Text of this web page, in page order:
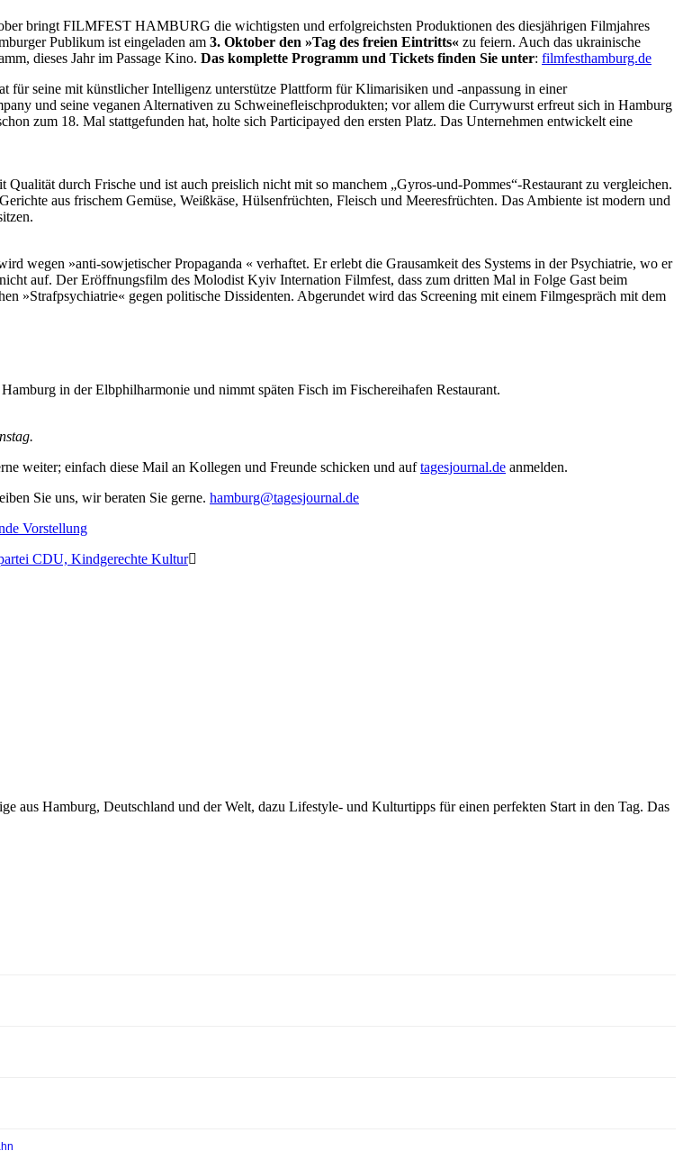
bringt FILMFEST HAMBURG die wichtigsten und erfolgreichsten Produktionen des diesjährigen Filmjahres
Publikum ist eingeladen am 3. Oktober den »Tag des freien Eintritts« zu feiern. Auch das ukrainische
dieses Jahr im Passage Kino. Das komplette Programm und Tickets finden Sie unter: filmfesthamburg.de
für seine mit künstlicher Intelligenz unterstütze Plattform für Klimarisiken und -anpassung in einer
und seine veganen Alternativen zu Schweinefleischprodukten; vor allem die Currywurst erfreut sich in Hamburg
zum 18. Mal stattgefunden hat, holte sich Participayed den ersten Platz. Das Unternehmen entwickelt eine
Qualität durch Frische und ist auch preislich nicht mit so manchem „Gyros-und-Pommes“-Restaurant zu vergleichen.
aus frischem Gemüse, Weißkäse, Hülsenfrüchten, Fleisch und Meeresfrüchten. Das Ambiente ist modern und
wegen »anti-sowjetischer Propaganda « verhaftet. Er erlebt die Grausamkeit des Systems in der Psychiatrie, wo er
auf. Der Eröffnungsfilm des Molodist Kyiv Internation Filmfest, dass zum dritten Mal in Folge Gast beim
»Strafpsychiatrie« gegen politische Dissidenten. Abgerundet wird das Screening mit einem Filmgespräch mit dem
in der Elbphilharmonie und nimmt späten Fisch im Fischereihafen Restaurant.
weiter; einfach diese Mail an Kollegen und Freunde schicken und auftagesjournal.de anmelden.
Sie uns, wir beraten Sie gerne. hamburg@tagesjournal.de
Vorstellung
CDU, Kindgerechte Kultur
aus Hamburg, Deutschland und der Welt, dazu Lifestyle- und Kulturtipps für einen perfekten Start in den Tag. Das